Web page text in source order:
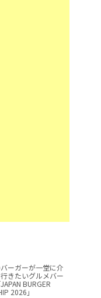
ーガーが一堂に介
きたいグルメバー
BURGER
2026」